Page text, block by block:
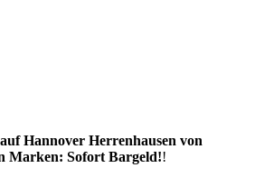
Hannover Herrenhausen von
Marken: Sofort Bargeld!!